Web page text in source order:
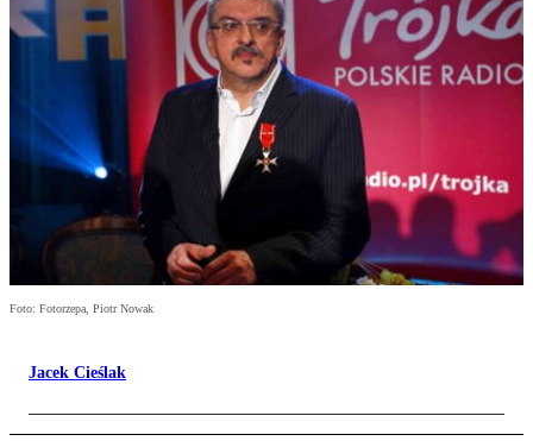
Foto: Fotorzepa, Piotr Nowak
Jacek Cieślak